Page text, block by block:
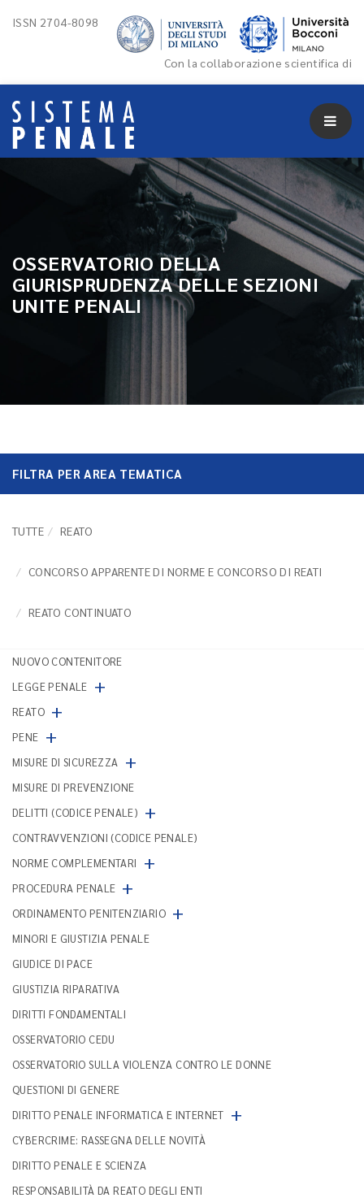
ISSN 2704-8098
Con la collaborazione scientifica di
OSSERVATORIO DELLA
GIURISPRUDENZA DELLE SEZIONI
UNITE PENALI
FILTRA PER AREA TEMATICA
TUTTE REATO
CONCORSO APPARENTE DI NORME E CONCORSO DI REATI
REATO CONTINUATO
NUOVO CONTENITORE
LEGGE PENALE +
REATO +
PENE +
MISURE DI SICUREZZA +
MISURE DI PREVENZIONE
DELITTI (CODICE PENALE) +
CONTRAVVENZIONI (CODICE PENALE)
NORME COMPLEMENTARI
+
PROCEDURA PENALE +
ORDINAMENTO PENITENZIARIO +
MINORI E GIUSTIZIA PENALE
GIUDICE DI PACE
GIUSTIZIA RIPARATIVA
DIRITTI FONDAMENTALI
OSSERVATORIO CEDU
OSSERVATORIO SULLA VIOLENZA CONTRO LE DONNE
QUESTIONI DI GENERE
DIRITTO PENALE INFORMATICA E INTERNET +
CYBERCRIME: RASSEGNA DELLE NOVITÀ
DIRITTO PENALE E SCIENZA
RESPONSABILITÀ DA REATO DEGLI ENTI